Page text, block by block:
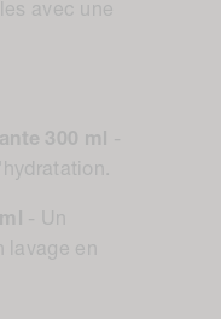
avec une
300 ml
-
- Un
en